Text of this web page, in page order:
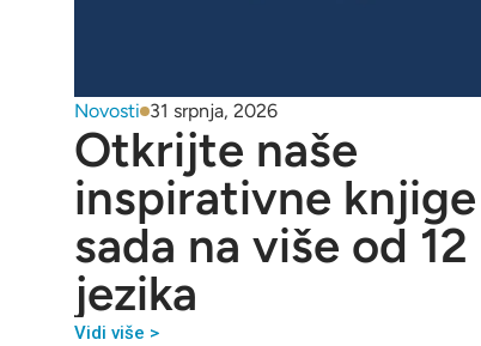
Novosti 31 srpnja, 2026
Otkrijte naše
inspirativne
sada na više od 12
jezika
Vidi više >